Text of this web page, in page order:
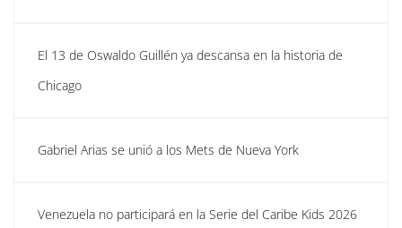
El 13 de Oswaldo Guillén ya descansa en la historia de
Chicago
Gabriel Arias se unió a los Mets de Nueva York
Venezuela no participará en la Serie del Caribe Kids 2026